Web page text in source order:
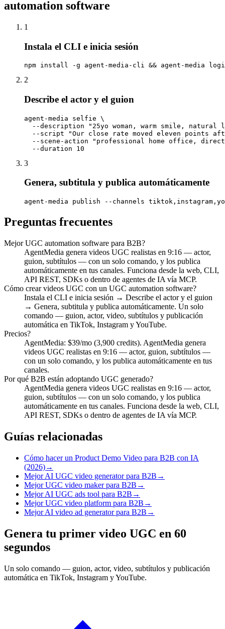
automation software
1
Instala el CLI e inicia sesión
npm install -g agent-media-cli && agent-media
2
Describe el actor y el guion
agent-media selfie \
--description "25yo woman, warm smile, natural
--script "Our close rate moved eleven points
--scene-action "professional home office,
  --duration 10
3
Genera, subtitula y publica automáticamente
agent-media publish --channels
Preguntas frecuentes
Mejor UGC automation software para B2B?
AgentMedia genera videos UGC realistas en 9:16 — actor,
guion, subtítulos — con un solo comando, y los publica
automáticamente en tus canales. Funciona desde la web, CLI,
API REST, SDKs o dentro de agentes de IA vía MCP.
Cómo crear videos UGC con un UGC automation software?
Instala el CLI e inicia sesión → Describe el actor y el guion
→ Genera, subtitula y publica automáticamente. Un solo
comando — guion, actor, video, subtítulos y publicación
automática en TikTok, Instagram y YouTube.
Precios?
AgentMedia: $39/mo (3,900 credits). AgentMedia genera
videos UGC realistas en 9:16 — actor, guion, subtítulos —
con un solo comando, y los publica automáticamente en tus
canales.
Por qué B2B están adoptando UGC generado?
AgentMedia genera videos UGC realistas en 9:16 — actor,
guion, subtítulos — con un solo comando, y los publica
automáticamente en tus canales. Funciona desde la web, CLI,
API REST, SDKs o dentro de agentes de IA vía MCP.
Guías relacionadas
Cómo hacer un Product Demo Video para B2B con IA
(2026)→
Mejor AI UGC video generator para B2B →
Mejor UGC video maker para B2B →
Mejor AI UGC ads tool para B2B →
Mejor UGC video platform para B2B →
Mejor AI video ad generator para B2B →
Genera tu primer video UGC en 60
segundos
Un solo comando — guion, actor, video, subtítulos y publicación
automática en TikTok, Instagram y YouTube.